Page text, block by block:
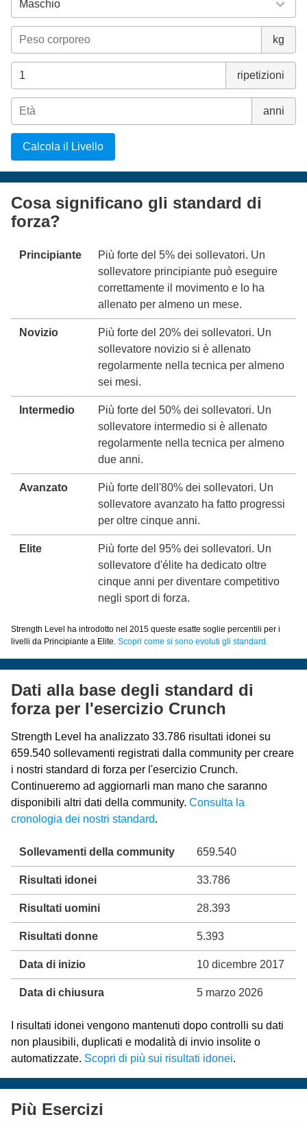
kg
ripetizioni
anni
Calcola il Livello
Cosa significano gli standard di
forza?
Principiante
Più forte del 5% dei sollevatori. Un
sollevatore principiante può eseguire
correttamente il movimento e lo ha
allenato per almeno un mese.
Novizio
Più forte del 20% dei sollevatori. Un
sollevatore novizio si è allenato
regolarmente nella tecnica per almeno
sei mesi.
Intermedio
Più forte del 50% dei sollevatori. Un
sollevatore intermedio si è allenato
regolarmente nella tecnica per almeno
due anni.
Avanzato
Più forte dell'80% dei sollevatori. Un
sollevatore avanzato ha fatto progressi
per oltre cinque anni.
Elite
Più forte del 95% dei sollevatori. Un
sollevatore d'élite ha dedicato oltre
cinque anni per diventare competitivo
negli sport di forza.
Strength Level ha introdotto nel 2015 queste esatte soglie percentili per i
livelli da Principiante a Elite. Scopri come si sono evoluti gli standard.
Dati alla base degli standard di
forza per l'esercizio Crunch
Strength Level ha analizzato 33.786 risultati idonei su
659.540 sollevamenti registrati dalla community per creare
i nostri standard di forza per l'esercizio Crunch.
Continueremo ad aggiornarli man mano che saranno
disponibili altri dati della community. Consulta la
cronologia dei nostri standard.
Sollevamenti della community 659.540
Risultati idonei 33.786
Risultati uomini 28.393
Risultati donne 5.393
Data di inizio 10 dicembre 2017
Data di chiusura 5 marzo 2026
I risultati idonei vengono mantenuti dopo controlli su dati
non plausibili, duplicati e modalità di invio insolite o
automatizzate. Scopri di più sui risultati idonei.
Più Esercizi